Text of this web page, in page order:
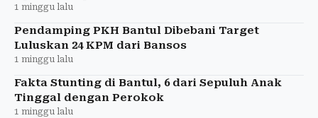
1 minggu lalu
Pendamping PKH Bantul Dibebani Target
Luluskan 24 KPM dari Bansos
1 minggu lalu
Fakta Stunting di Bantul, 6 dari Sepuluh Anak
Tinggal dengan Perokok
1 minggu lalu